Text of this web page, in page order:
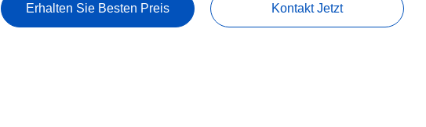
Erhalten Sie Besten Preis Kontakt Jetzt